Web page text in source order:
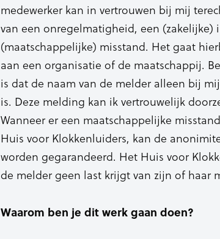
medewerker kan in vertrouwen bij mij
van een onregelmatigheid, een
(maatschappelijke) misstand. Het gaat
aan een organisatie of de maatschappij.
is dat de naam van de melder alleen bij
is. Deze melding kan ik vertrouwelijk
Wanneer er een maatschappelijke
Huis voor Klokkenluiders, kan de
worden gegarandeerd. Het Huis voor
de melder geen last krijgt van zijn of haar
Waarom ben je dit werk gaan doen?